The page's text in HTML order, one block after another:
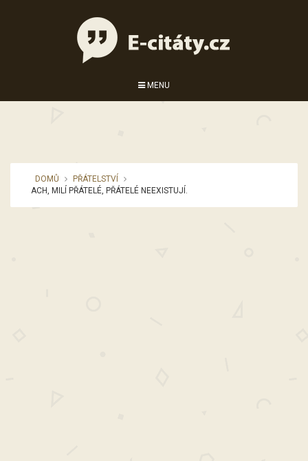
MENU
DOMŮ
PŘÁTELSTVÍ
ACH, MILÍ PŘÁTELÉ, PŘÁTELÉ NEEXISTUJÍ.